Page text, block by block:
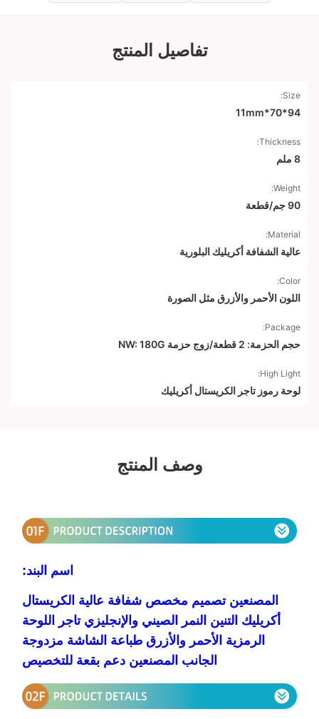
تفاصيل المنتج
Size:
94*70*11mm
Thickness:
8 ملم
Weight:
90 جم/قطعة
Material:
عالية الشفافة أكريليك البلورية
Color:
اللون الأحمر والأزرق مثل الصورة
Package:
حجم الحزمة: 2 قطعة/زوج حزمة NW: 180G
High Light:
لوحة رموز تاجر الكريستال أكريليك
وصف المنتج
اسم البند:
المصنعين تصميم مخصص شفافة عالية الكريستال
أكريليك التنين النمر الصيني والإنجليزي تاجر اللوحة
الرمزية الأحمر والأزرق طباعة الشاشة مزدوجة
الجانب المصنعين دعم بقعة للتخصيص